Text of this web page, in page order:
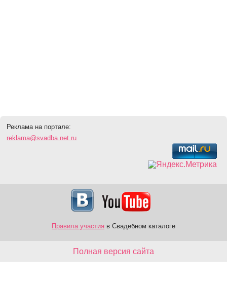
Реклама на портале:
reklama@svadba.net.ru
Правила участия в Свадебном каталоге
Полная версия сайта